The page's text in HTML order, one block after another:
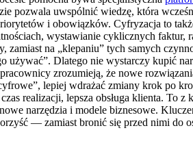
pozwala uwspólnić wiedzę, która
i obowiązków. Cyfryzacja to
wystawianie cyklicznych
na „klepaniu” tych samych
używać”. Dlatego nie wystarczy kupić
zrozumieją, że nowe
lepiej wdrażać zmiany krok po
realizacji, lepsza obsługa klienta.
narzędzia i modele biznesowe.
— zamiast bronić się przed nimi do